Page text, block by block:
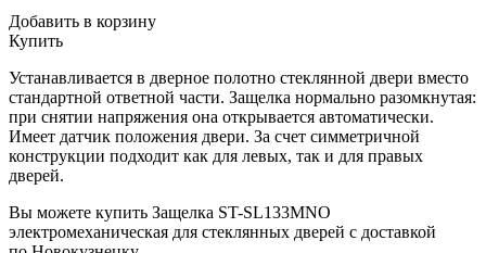
Добавить в корзину
Купить
Устанавливается в дверное полотно стеклянной двери вместо
стандартной ответной части. Защелка нормально разомкнутая:
при снятии напряжения она открывается автоматически.
Имеет датчик положения двери. За счет симметричной
конструкции подходит как для левых, так и для правых
дверей.
Вы можете купить Защелка ST-SL133MNO
электромеханическая для стеклянных дверей с доставкой